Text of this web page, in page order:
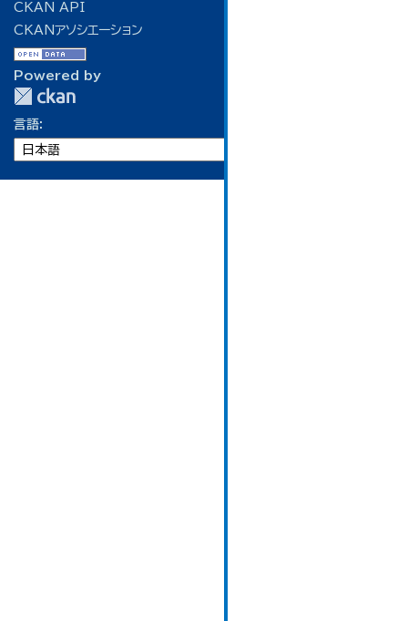
CKAN API
CKANアソシエーション
Powered by
言語